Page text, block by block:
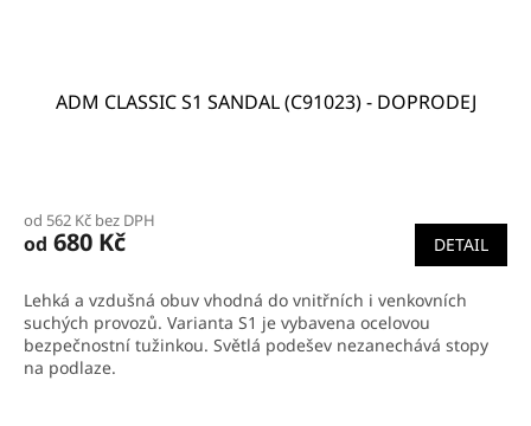
ADM CLASSIC S1 SANDAL (C91023) - DOPRODEJ
od 562 Kč bez DPH
od 680 Kč DETAIL
Lehká a vzdušná obuv vhodná do vnitřních i venkovních
suchých provozů. Varianta S1 je vybavena ocelovou
bezpečnostní tužinkou. Světlá podešev nezanechává stopy
na podlaze.